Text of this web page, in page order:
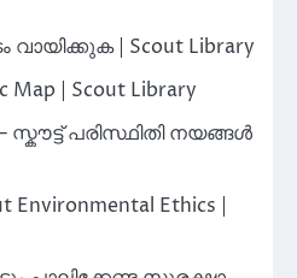
| Scout Library
Map | Scout Library
പരിസ്ഥിതി നയങ്ങൾ
Environmental Ethics |